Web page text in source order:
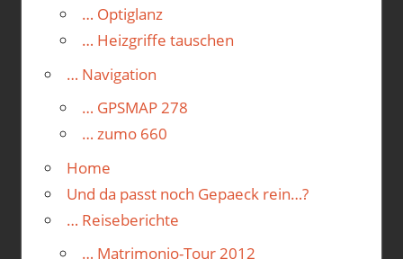
… Optiglanz
… Heizgriffe tauschen
… Navigation
… GPSMAP 278
… zumo 660
Home
Und da passt noch Gepaeck rein…?
… Reiseberichte
… Matrimonio-Tour 2012